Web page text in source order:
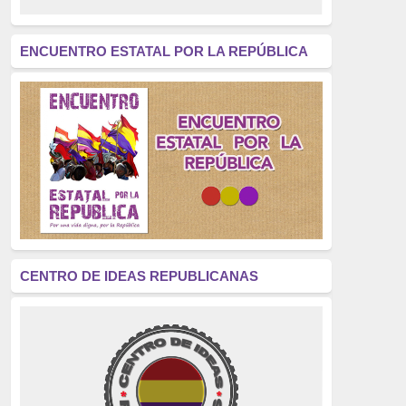
América Latina
(305)
Exhumación
(304)
Golpe de Estado
(304)
Brigadas Internacionales
(303)
pensamiento
(294)
Revisionismo
(289)
La Transición
(275)
educación pública
(270)
La Izquierda
(260)
ENCUENTRO ESTATAL POR LA REPÚBLICA
CENTRO DE IDEAS REPUBLICANAS